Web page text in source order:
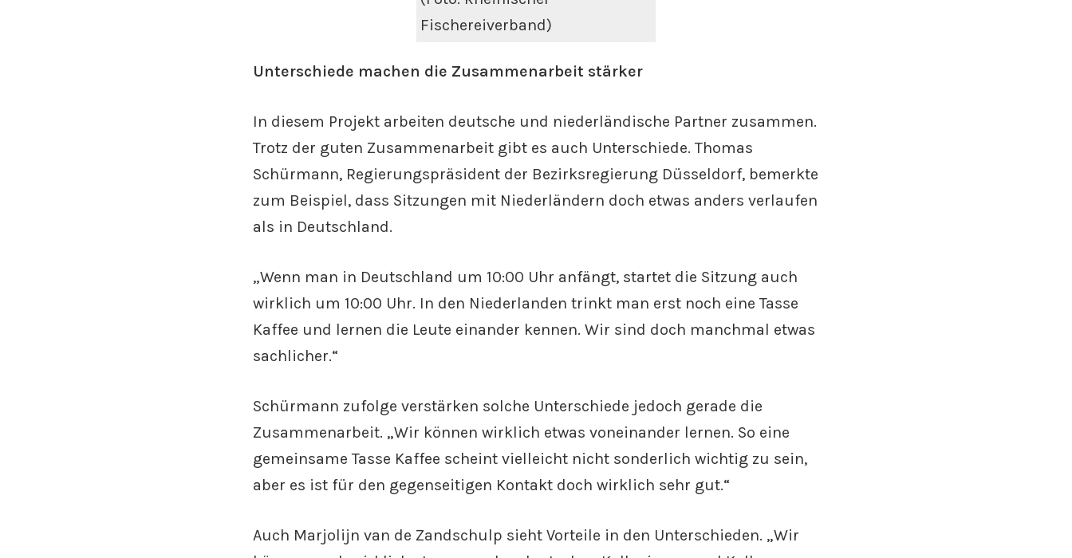
Fischereiverband)
Unterschiede machen die Zusammenarbeit stärker
In diesem Projekt arbeiten deutsche und niederländische Partner zusammen.
Trotz der guten Zusammenarbeit gibt es auch Unterschiede. Thomas
Schürmann, Regierungspräsident der Bezirksregierung Düsseldorf, bemerkte
zum Beispiel, dass Sitzungen mit Niederländern doch etwas anders verlaufen
als in Deutschland.
„Wenn man in Deutschland um 10:00 Uhr anfängt, startet die Sitzung auch
wirklich um 10:00 Uhr. In den Niederlanden trinkt man erst noch eine Tasse
Kaffee und lernen die Leute einander kennen. Wir sind doch manchmal etwas
sachlicher.“
Schürmann zufolge verstärken solche Unterschiede jedoch gerade die
Zusammenarbeit. „Wir können wirklich etwas voneinander lernen. So eine
gemeinsame Tasse Kaffee scheint vielleicht nicht sonderlich wichtig zu sein,
aber es ist für den gegenseitigen Kontakt doch wirklich sehr gut.“
Auch Marjolijn van de Zandschulp sieht Vorteile in den Unterschieden. „Wir